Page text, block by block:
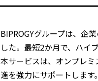
BIPROGYグループは、企
した。最短2か月で、ハイ
本サービスは、オンプレ
進を強力にサポートします。